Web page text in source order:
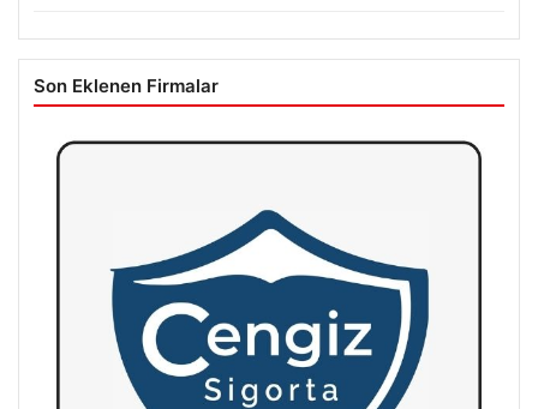
Son Eklenen Firmalar